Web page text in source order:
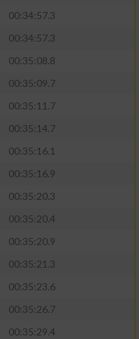
00:34:57.3
00:34:57.3
00:35:08.8
00:35:09.7
00:35:11.7
00:35:14.7
00:35:16.1
00:35:16.9
00:35:20.3
00:35:20.4
00:35:20.9
00:35:21.3
00:35:23.6
00:35:26.7
00:35:29.4